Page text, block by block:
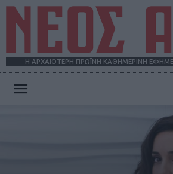
Η ΑΡΧΑΙΟΤΕΡΗ ΠΡΩΪΝΗ ΚΑΘΗΜΕΡΙΝΗ